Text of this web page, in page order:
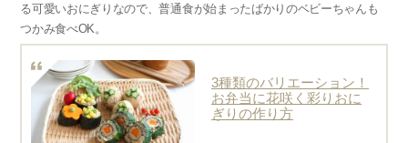
る可愛いおにぎりなので、普通食が始まったばかりのベビーちゃんも
つかみ食べOK。
3種類のバリエーション！
お弁当に花咲く彩りおに
ぎりの作り方